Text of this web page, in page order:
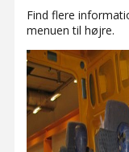
Find flere
menuen til højre.